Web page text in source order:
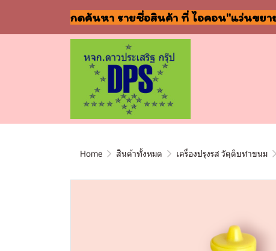
กดค้นหา รายชื่อสินค้า ที่ ไอคอน"แว่นขยา
Home สินค้าทั้งหมด เครื่องปรุงรส วัตุดิบทำขนม